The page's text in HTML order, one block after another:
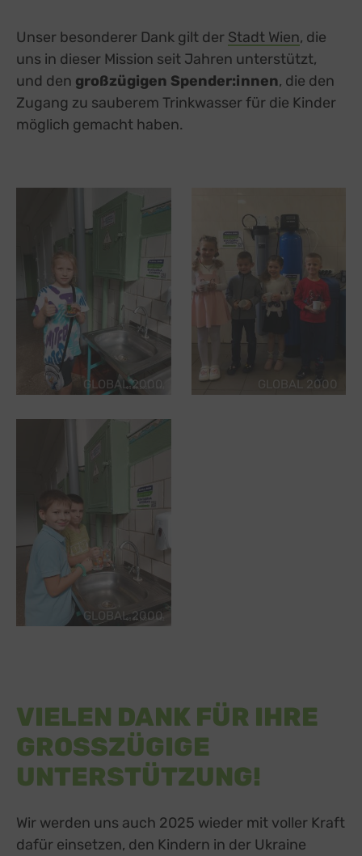
Unser besonderer Dank gilt der Stadt Wienexternal
, die
uns in dieser Mission seit Jahren unterstützt,
und den großzügigen Spender:innen, die den
Zugang zu sauberem Trinkwasser für die Kinder
möglich gemacht haben.
GLOBAL 2000 GLOBAL 2000
GLOBAL 2000
VIELEN DANK FÜR IHRE
GROSSZÜGIGE
UNTERSTÜTZUNG!
Wir werden uns auch 2025 wieder mit voller Kraft
dafür einsetzen, den Kindern in der Ukraine